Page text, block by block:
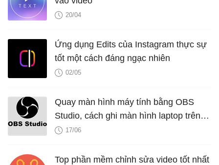
20/04
Ứng dụng Edits của Instagram thực sự
tốt một cách đáng ngạc nhiên
02/05
Quay màn hình máy tính bằng OBS
Studio, cách ghi màn hình laptop trên
OBS17/06
Top phần mềm chỉnh sửa video tốt nhất